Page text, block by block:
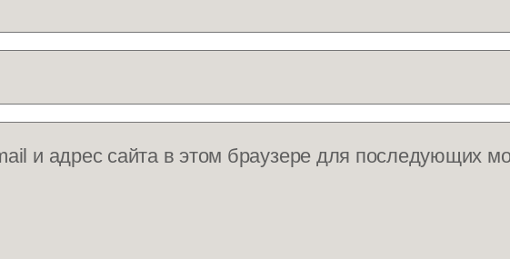
и адрес сайта в этом браузере для последующих